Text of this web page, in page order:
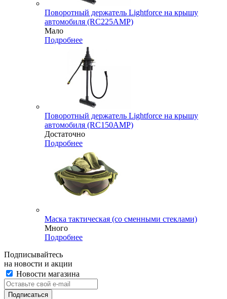
Поворотный держатель Lightforce на крышу
автомобиля (RC225AMP)
Мало
Подробнее
Поворотный держатель Lightforce на крышу
автомобиля (RC150AMP)
Достаточно
Подробнее
Маска тактическая (со сменными стеклами)
Много
Подробнее
Подписывайтесь
на новости и акции
Новости магазина